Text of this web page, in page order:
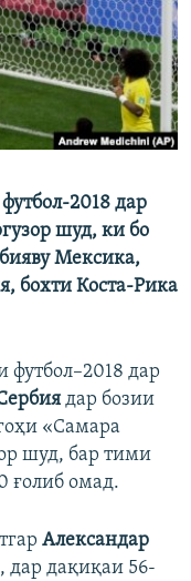
2018 дар
шуд, ки бо
Мексика,
бохти Коста-Рика
дар
дар бозии
«Самара
шуд, бар тими
ғолиб омад.
Александар
дар дақиқаи 56-